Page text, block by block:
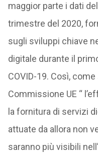
maggior parte i dati
trimestre del 2020,
sugli sviluppi chiave
digitale durante il
COVID-19. Così,
Commissione UE “
la fornitura di servizi
attuate da allora non
saranno più visibili